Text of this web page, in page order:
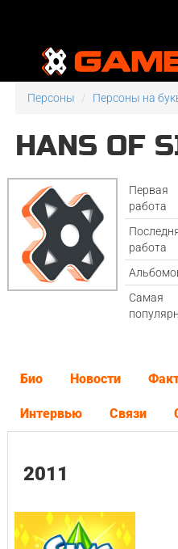
Персоны Персоны на
HANS OF
Первая
работа
работа
Самая
Био Новости
Интервью Связи
2011